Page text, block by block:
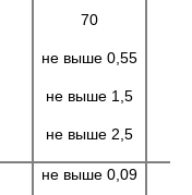
70
не выше 0,55
не выше 1,5
не выше 2,5
не выше 0,09